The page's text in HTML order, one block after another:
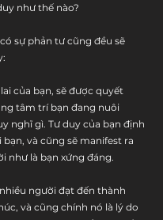
như thế nào?
sự phản tư cũng đều sẽ
của bạn, sẽ được quyết
tâm trí bạn đang nuôi
nghĩ gì. Tư duy của bạn định
và cũng sẽ manifest ra
như là bạn xứng đáng.
người đạt đến thành
và cũng chính nó là lý do